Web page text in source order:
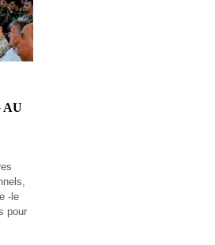
AU
-le
pour